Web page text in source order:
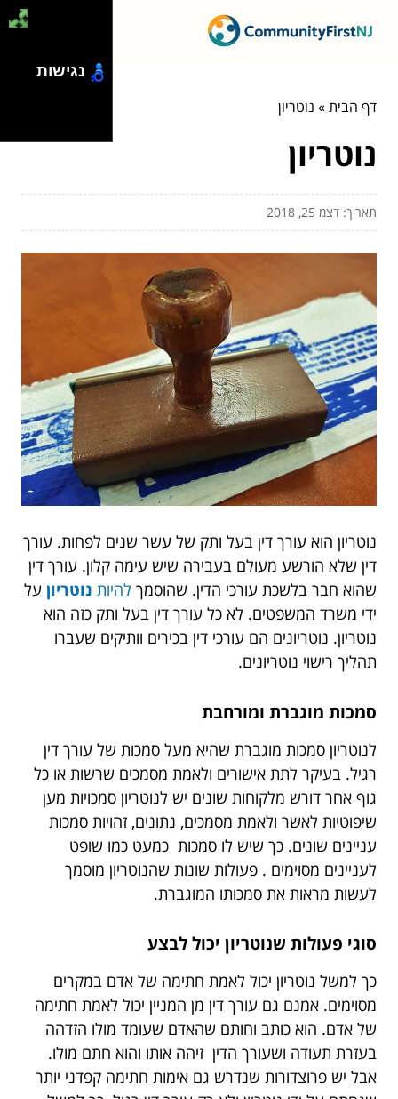
דף הבית» נוטריון
נוטריון
תאריך: דצמ 25, 2018
נוטריון הוא עורך דין בעל ותק של עשר שנים לפחות. עורך
דין שלא הורשע מעולם בעבירה שיש עימה קלון. עורך דין
שהוא חבר בלשכת עורכי הדין. שהוסמך להיות נוטריון על
ידי משרד המשפטים. לא כל עורך דין בעל ותק כזה הוא
נוטריון. נוטריונים הם עורכי דין בכירים וותיקים שעברו
תהליך רישוי נוטריונים.
סמכות מוגברת ומורחבת
לנוטריון סמכות מוגברת שהיא מעל סמכות של עורך דין
רגיל. בעיקר לתת אישורים ולאמת מסמכים שרשות או כל
גוף אחר דורש מלקוחות שונים יש לנוטריון סמכויות מען
שיפוטיות לאשר ולאמת מסמכים, נתונים, זהויות סמכות
עניינים שונים. כך שיש לו סמכות כמעט כמו שופט
לעניינים מסוימים . פעולות שונות שהנוטריון מוסמך
לעשות מראות את סמכותו המוגברת.
סוגי פעולות שנוטריון יכול לבצע
כך למשל נוטריון יכול לאמת חתימה של אדם במקרים
מסוימים. אמנם גם עורך דין מן המניין יכול לאמת חתימה
של אדם. הוא כותב וחותם שהאדם שעומד מולו הזדהה
בעזרת תעודה ושעורך הדין זיהה אותו והוא חתם מולו.
אבל יש פרוצדורות שנדרש גם אימות חתימה קפדני יותר
נגישות